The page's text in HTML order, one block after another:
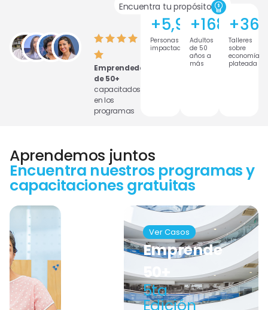
Encuentra tu propósito
Emprendedores
de 50+
capacitados
en los
programas
Personas
impactadas
+5,900
Adultos
de 50
años a
más
+168
Talleres
sobre
economía
plateada
+36
Aprendemos juntos
Encuentra nuestros programas y
capacitaciones gratuitas
Ver Casos
Emprende
50+
5ta
Edición